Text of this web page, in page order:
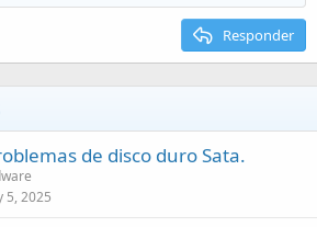
Responder
de disco duro Sata.
5, 2025